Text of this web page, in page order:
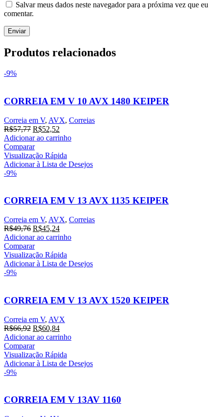
Salvar meus dados neste navegador para a próxima vez que eu
comentar.
Produtos relacionados
-9%
CORREIA EM V 10 AVX 1480 KEIPER
Correia em V, AVX, Correias
R$57,77 O
preço
original
era:
R$57,77.
R$52,52
preço
é:
R$52,52.
Adicionar ao carrinho
Comparar
Visualização Rápida
Adicionar à Lista de Desejos
-9%
CORREIA EM V 13 AVX 1135 KEIPER
Correia em V, AVX, Correias
R$49,76 O
preço
original
era:
R$49,76.
R$45,24O
preço
é:
R$45,24.
Adicionar ao carrinho
Comparar
Visualização Rápida
Adicionar à Lista de Desejos
-9%
CORREIA EM V 13 AVX 1520 KEIPER
Correia em V, AVX
R$66,92 O
preço
original
era:
R$66,92.
R$60,84O
preço
é:
R$60,84.
Adicionar ao carrinho
Comparar
Visualização Rápida
Adicionar à Lista de Desejos
-9%
CORREIA EM V 13AV 1160